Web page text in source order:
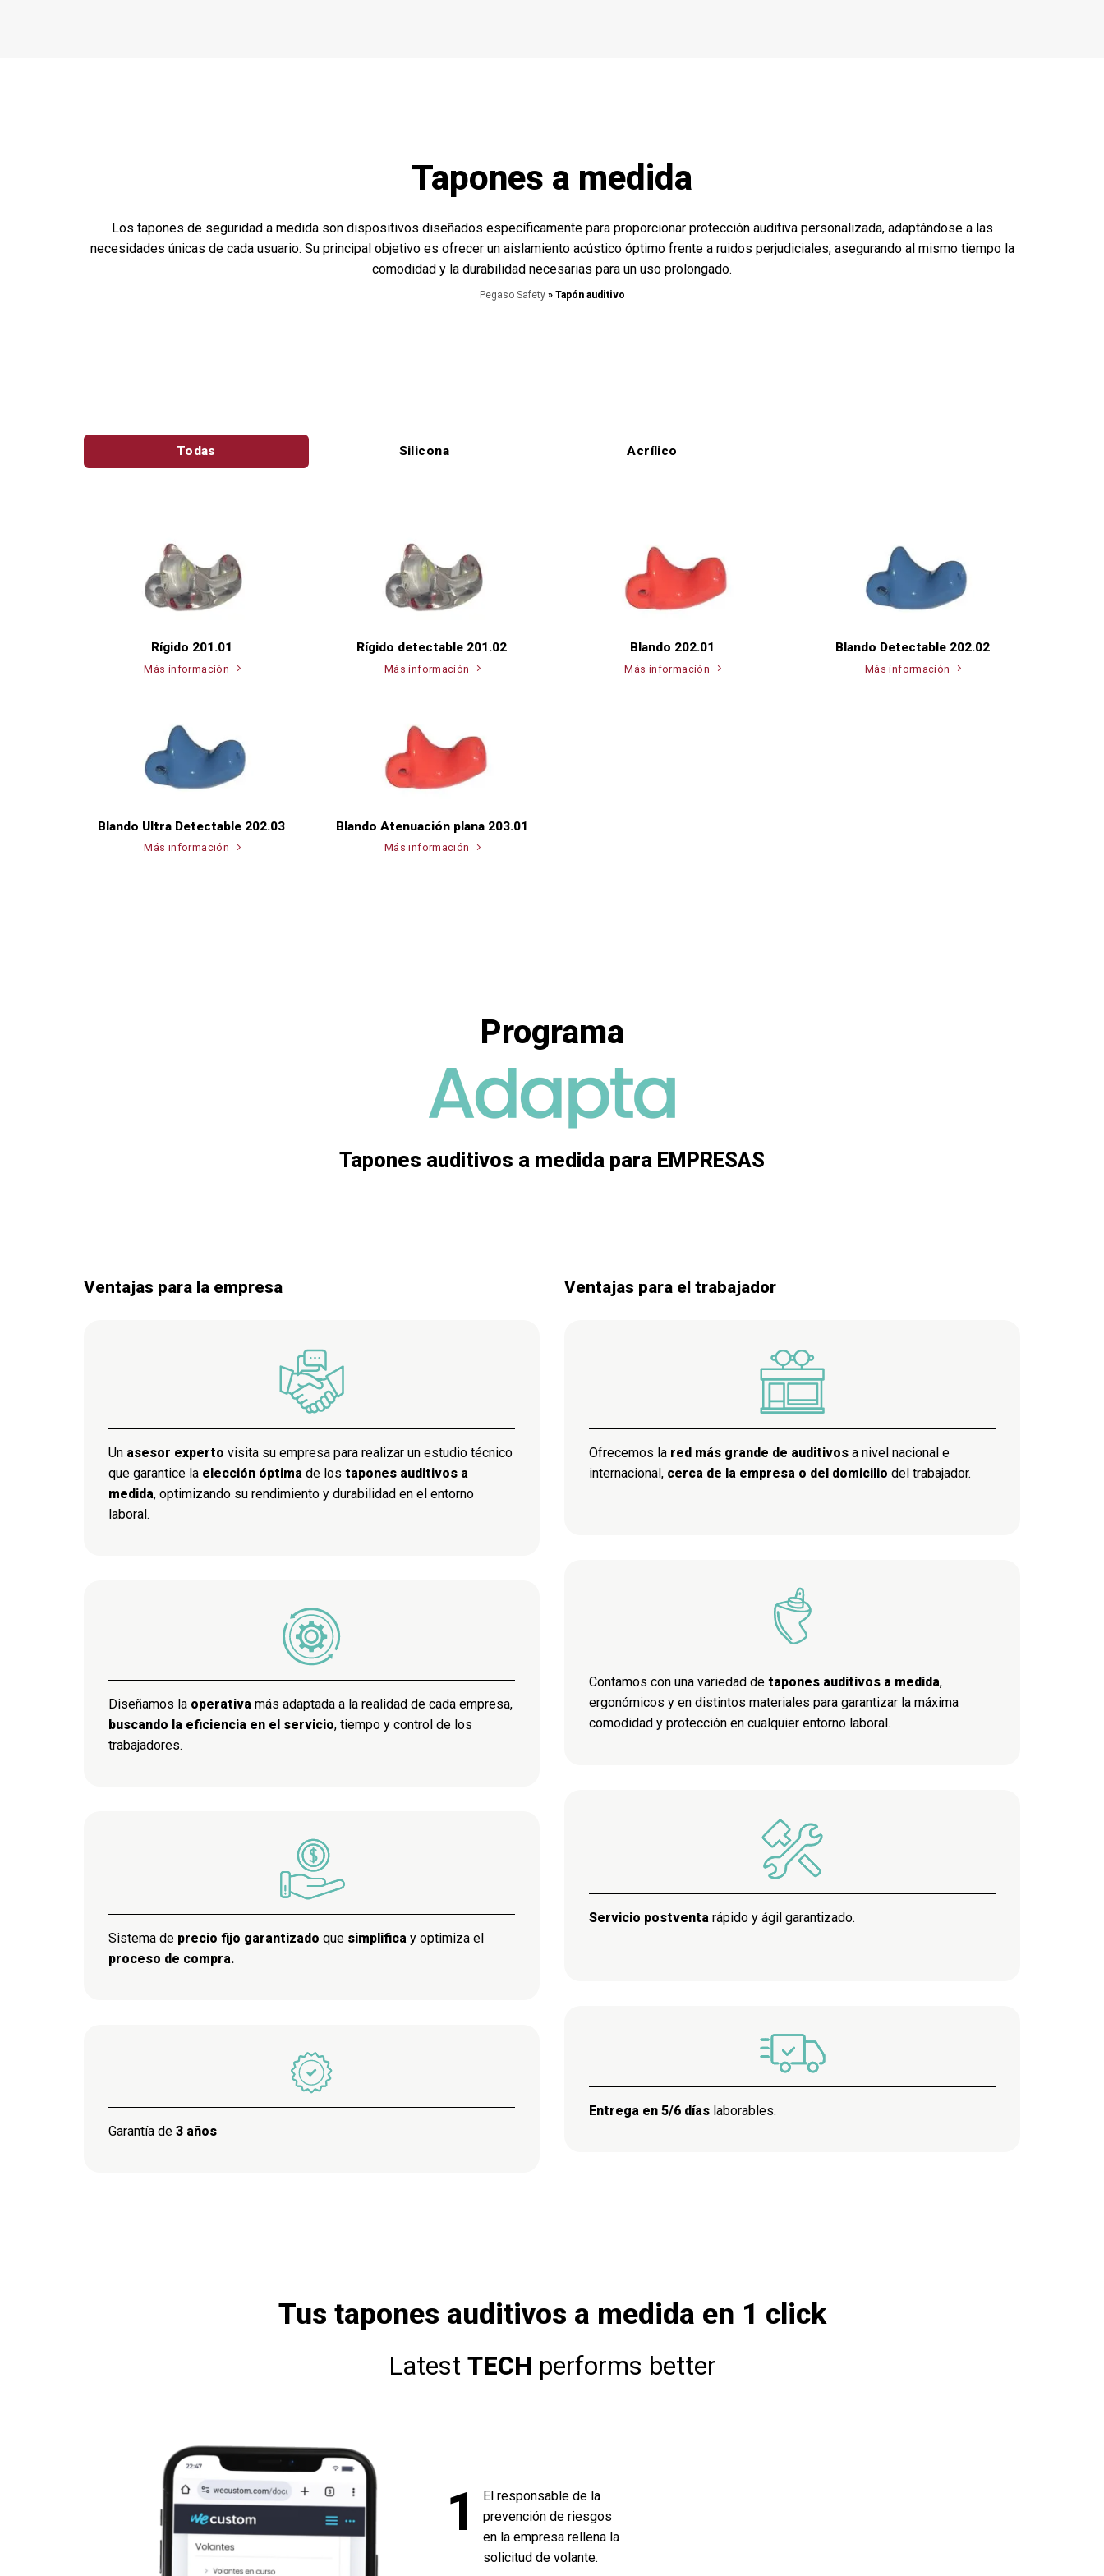
Tapones a medida
Los tapones de seguridad a medida son dispositivos diseñados específicamente para proporcionar protección auditiva personalizada, adaptándose a las
necesidades únicas de cada usuario. Su principal objetivo es ofrecer un aislamiento acústico óptimo frente a ruidos perjudiciales, asegurando al mismo tiempo la
comodidad y la durabilidad necesarias para un uso prolongado.
Pegaso Safety» Tapón auditivo
Todas Silicona Acrílico
Rígido 201.01
Más información
Rígido detectable 201.02
Más información
Blando 202.01
Más información
Blando Detectable 202.02
Más información
Blando Ultra Detectable 202.03
Más información
Blando Atenuación plana 203.01
Más información
Programa
Tapones auditivos a medida para EMPRESAS
Ventajas para la empresa
Un asesor experto visita su empresa para realizar un estudio técnico
que garantice la elección óptima de los tapones auditivos a
medida, optimizando su rendimiento y durabilidad en el entorno
laboral.
Diseñamos la operativa más adaptada a la realidad de cada empresa,
buscando la eficiencia en el servicio, tiempo y control de los
trabajadores.
Sistema de precio fijo garantizado que simplifica y optimiza el
proceso de compra.
Garantía de 3 años
Ventajas para el trabajador
Ofrecemos la red más grande de auditivos a nivel nacional e
internacional, cerca de la empresa o del domicilio del trabajador.
Contamos con una variedad de tapones auditivos a medida,
ergonómicos y en distintos materiales para garantizar la máxima
comodidad y protección en cualquier entorno laboral.
Servicio postventa rápido y ágil garantizado.
Entrega en 5/6 días laborables.
Tus tapones auditivos a medida en 1 click
Latest TECH performs better
1
El responsable de la
prevención de riesgos
en la empresa rellena la
solicitud de volante.